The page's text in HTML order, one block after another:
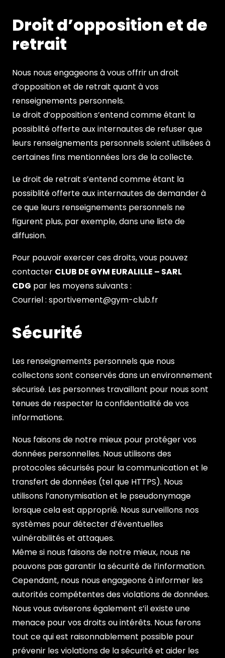
Droit d’opposition et de
retrait
Nous nous engageons à vous offrir un droit
d’opposition et de retrait quant à vos
renseignements personnels.
Le droit d’opposition s’entend comme étant la
possiblité offerte aux internautes de refuser que
leurs renseignements personnels soient utilisées à
certaines fins mentionnées lors de la collecte.
Le droit de retrait s’entend comme étant la
possiblité offerte aux internautes de demander à
ce que leurs renseignements personnels ne
figurent plus, par exemple, dans une liste de
diffusion.
Pour pouvoir exercer ces droits, vous pouvez
contacter CLUB DE GYM EURALILLE – SARL
CDG par les moyens suivants :
Courriel : sportivement@gym-club.fr
Sécurité
Les renseignements personnels que nous
collectons sont conservés dans un environnement
sécurisé. Les personnes travaillant pour nous sont
tenues de respecter la confidentialité de vos
informations.
Nous faisons de notre mieux pour protéger vos
données personnelles. Nous utilisons des
protocoles sécurisés pour la communication et le
transfert de données (tel que HTTPS). Nous
utilisons l’anonymisation et le pseudonymage
lorsque cela est approprié. Nous surveillons nos
systèmes pour détecter d’éventuelles
vulnérabilités et attaques.
Même si nous faisons de notre mieux, nous ne
pouvons pas garantir la sécurité de l’information.
Cependant, nous nous engageons à informer les
autorités compétentes des violations de données.
Nous vous aviserons également s’il existe une
menace pour vos droits ou intérêts. Nous ferons
tout ce qui est raisonnablement possible pour
prévenir les violations de la sécurité et aider les